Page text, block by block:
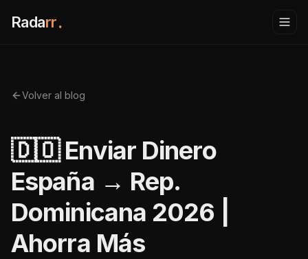
Radarr.
Volver al blog
🇩🇴 Enviar Dinero
España → Rep.
Dominicana 2026 |
Ahorra Más